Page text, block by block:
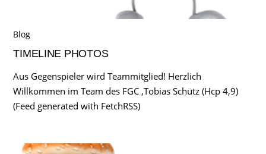
Blog
TIMELINE PHOTOS
Aus Gegenspieler wird Teammitglied! Herzlich
Willkommen im Team des FGC ,Tobias Schütz (Hcp 4,9)
(Feed generated with FetchRSS)